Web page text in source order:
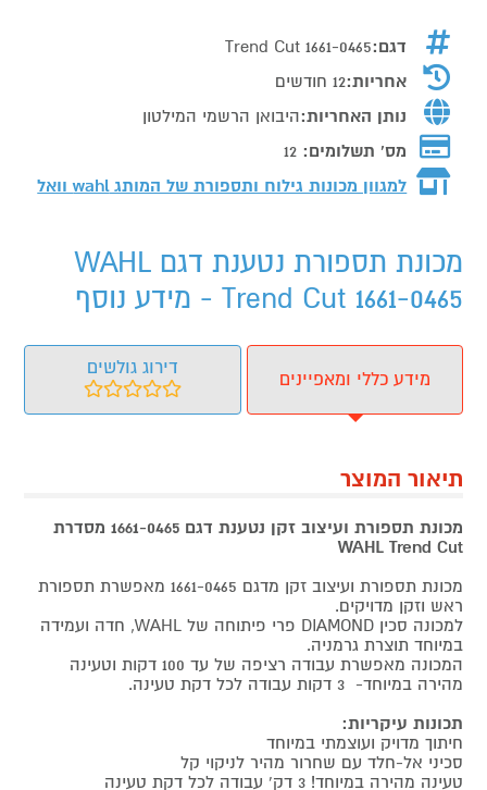
דגם:Trend Cut 1661-0465
אחריות:12 חודשים
נותן האחריות:היבואן הרשמי המילטון
מס' תשלומים: 12
למגוון מכונות גילוח ותספורת של המותגwahl וואל
מכונת תספורת נטענת דגם WAHL
Trend Cut 1661-0465 - מידע נוסף
מידע כללי ומאפיינים
דירוג גולשים
תיאור המוצר
מכונת תספורת ועיצוב זקן נטענת דגם 1661-0465 מסדרת
WAHL Trend Cut
מכונת תספורת ועיצוב זקן מדגם 1661-0465 מאפשרת תספורת
ראש וזקן מדויקים.
למכונה סכין DIAMOND פרי פיתוחה של WAHL, חדה ועמידה
במיוחד תוצרת גרמניה.
המכונה מאפשרת עבודה רציפה של עד 100 דקות וטעינה
מהירה במיוחד- 3 דקות עבודה לכל דקת טעינה.
תכונות עיקריות:
חיתוך מדויק ועוצמתי במיוחד
סכיני אל-חלד עם שחרור מהיר לניקוי קל
טעינה מהירה במיוחד! 3 דק' עבודה לכל דקת טעינה